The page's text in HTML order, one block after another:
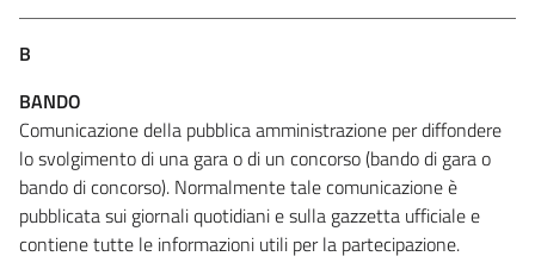
B
BANDO
Comunicazione della pubblica amministrazione per diffondere
lo svolgimento di una gara o di un concorso (bando di gara o
bando di concorso). Normalmente tale comunicazione è
pubblicata sui giornali quotidiani e sulla gazzetta ufficiale e
contiene tutte le informazioni utili per la partecipazione.